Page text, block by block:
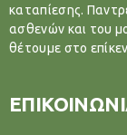
καταπίεσης.
ασθενών και του
θέτουμε στο